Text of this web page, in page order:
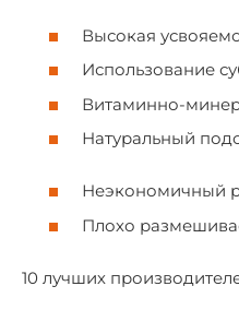
Высокая
Использование
Витаминно-
Натуральный
Неэкономичный
Плохо
10 лучших